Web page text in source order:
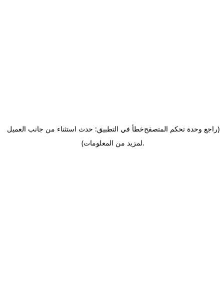
خطأ في التطبيق: حدث استثناء من جانب العميل(راجع وحدة تحكم المتصفح
لمزيد من المعلومات).